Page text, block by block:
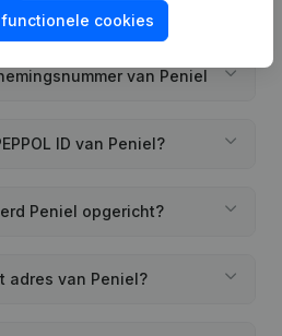
van Peniel
ID van Peniel?
Peniel opgericht?
adres van Peniel?
cookies